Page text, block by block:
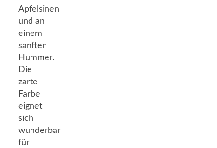
Apfelsinen
und an
einem
sanften
Hummer.
Die
zarte
Farbe
eignet
sich
wunderbar
für